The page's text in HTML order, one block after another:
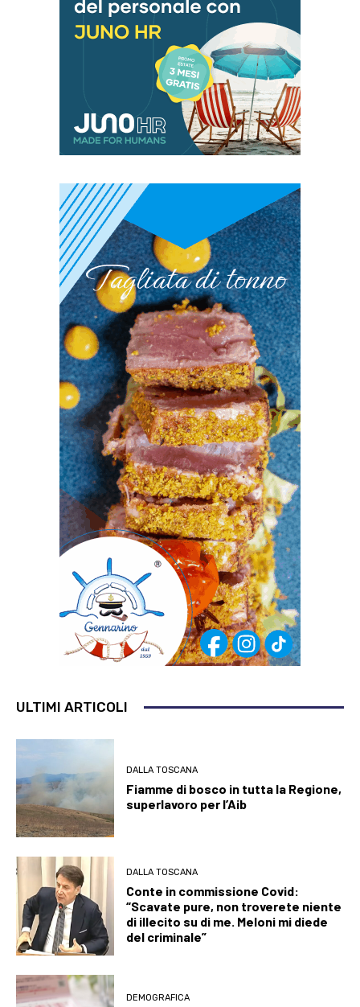
ULTIMI ARTICOLI
DALLA TOSCANA
Fiamme di bosco in tutta la Regione,
superlavoro per l’Aib
DALLA TOSCANA
Conte in commissione Covid:
“Scavate pure, non troverete niente
di illecito su di me. Meloni mi diede
del criminale”
DEMOGRAFICA